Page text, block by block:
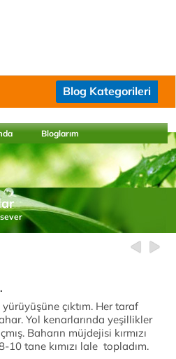
Blog Kategorileri
Bloglarım
çıktım. Her taraf
Yol kenarlarında yeşillikler
Baharın müjdejisi kırmızı
10 tane kımızı lale topladım.